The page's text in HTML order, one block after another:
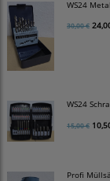
WS24
30,00 €
WS24
15,00 €
Profi